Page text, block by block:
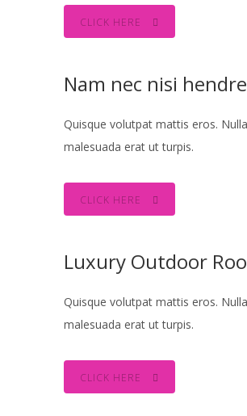
CLICK HERE
Nam nec nisi
Quisque volutpat mattis eros.
malesuada erat ut turpis.
CLICK HERE
Luxury Outdoor
Quisque volutpat mattis eros.
malesuada erat ut turpis.
CLICK HERE